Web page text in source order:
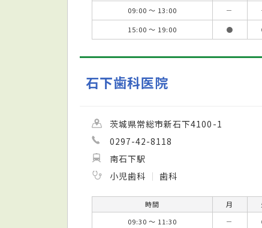
09:00 ～ 13:00
－
15:00 ～ 19:00
●
石下歯科医院
茨城県常総市新石下4100-1
0297-42-8118
南石下駅
小児歯科
歯科
時間 月
09:30 ～ 11:30
－